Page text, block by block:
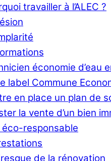
travailler à l’ALEC ?
économie d’eau
label Commune
en place un plan de
la vente d’un bien
éco-responsable
de la rénovation